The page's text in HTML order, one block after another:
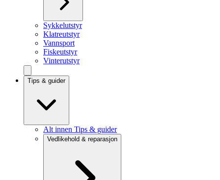
Sykkelutstyr
Klatreutstyr
Vannsport
Fiskeutstyr
Vinterutstyr
Tips & guider
Alt innen Tips & guider
Vedlikehold & reparasjon